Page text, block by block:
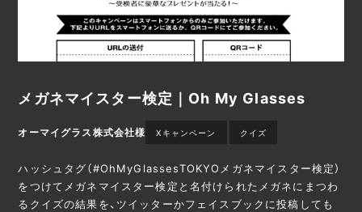
メガネマイスター検定｜Oh My Glasses
オーマイグラス株式会社様 Xキャンペーン クイズ
ハッシュタグ（#OhMyGlassesTOKYOメガネマイスター検定）
をつけてメガネマイスター検定と名付けられたメガネにまつわ
るクイズの結果を、ツイッターかフェイスブックに投稿しても